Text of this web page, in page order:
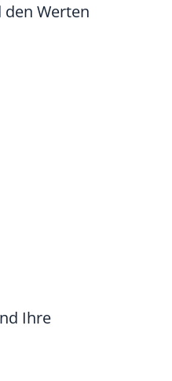
Werten
Ihre